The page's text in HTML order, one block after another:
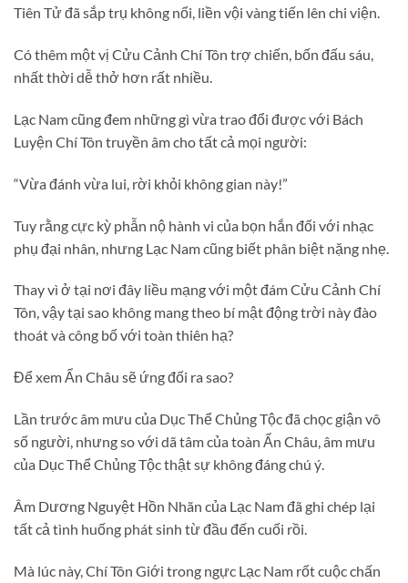
Tiên Tử đã sắp trụ không nổi, liền vội vàng tiến lên chi viện.
Có thêm một vị Cửu Cảnh Chí Tôn trợ chiến, bốn đấu sáu,
nhất thời dễ thở hơn rất nhiều.
Lạc Nam cũng đem những gì vừa trao đổi được với Bách
Luyện Chí Tôn truyền âm cho tất cả mọi người:
“Vừa đánh vừa lui, rời khỏi không gian này!”
Tuy rằng cực kỳ phẫn nộ hành vi của bọn hắn đối với nhạc
phụ đại nhân, nhưng Lạc Nam cũng biết phân biệt nặng nhẹ.
Thay vì ở tại nơi đây liều mạng với một đám Cửu Cảnh Chí
Tôn, vậy tại sao không mang theo bí mật động trời này đào
thoát và công bố với toàn thiên hạ?
Để xem Ẩn Châu sẽ ứng đối ra sao?
Lần trước âm mưu của Dục Thể Chủng Tộc đã chọc giận vô
số người, nhưng so với dã tâm của toàn Ẩn Châu, âm mưu
của Dục Thể Chủng Tộc thật sự không đáng chú ý.
Âm Dương Nguyệt Hồn Nhãn của Lạc Nam đã ghi chép lại
tất cả tình huống phát sinh từ đầu đến cuối rồi.
Mà lúc này, Chí Tôn Giới trong ngực Lạc Nam rốt cuộc chấn